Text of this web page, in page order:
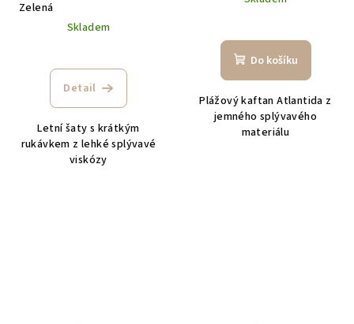
Zelená
Skladem
Detail
Letní šaty s krátkým
rukávkem z lehké splývavé
viskózy
Do košíku
Plážový kaftan Atlantida z
jemného splývavého
materiálu